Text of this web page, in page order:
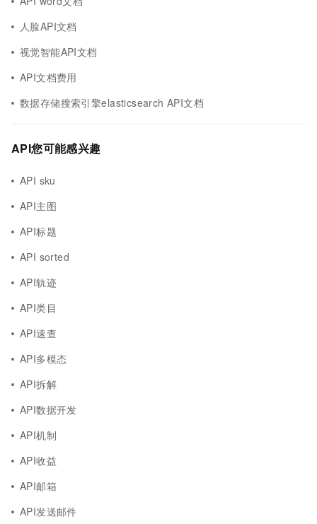
人脸API文档
视觉智能API文档
API文档费用
数据存储搜索引擎elasticsearch API文档
API您可能感兴趣
API sku
API主图
API标题
API sorted
API轨迹
API类目
API速查
API多模态
API拆解
API数据开发
API机制
API收益
API邮箱
API发送邮件